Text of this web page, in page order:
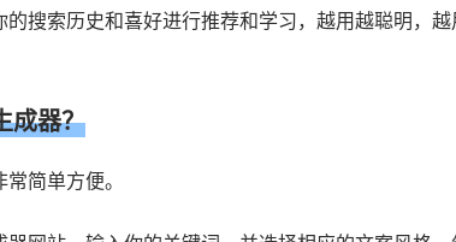
搜索历史和喜好进行推荐和学习，越用越聪明，
成器？
简单方便。